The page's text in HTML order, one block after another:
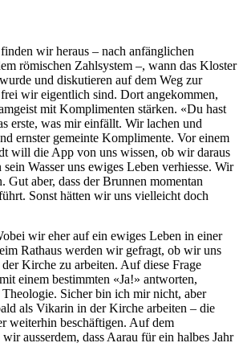
wir heraus – nach anfänglichen
römischen Zahlsystem –, wann das Kloster
und diskutieren auf dem Weg zur
wir eigentlich sind. Dort angekommen,
mit Komplimenten stärken. «Du hast
erste, was mir einfällt. Wir lachen und
ernster gemeinte Komplimente. Vor einem
will die App von uns wissen, ob wir daraus
Wasser uns ewiges Leben verhiesse. Wir
Gut aber, dass der Brunnen momentan
Sonst hätten wir uns vielleicht doch
wir eher auf ein ewiges Leben in einer
Rathaus werden wir gefragt, ob wir uns
Kirche zu arbeiten. Auf diese Frage
einem bestimmten «Ja!» antworten,
Sicher bin ich mir nicht, aber
als Vikarin in der Kirche arbeiten – die
weiterhin beschäftigen. Auf dem
ausserdem, dass Aarau für ein halbes Jahr